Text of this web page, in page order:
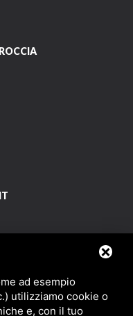
ad esempio
utilizziamo cookie o
e, con il tuo